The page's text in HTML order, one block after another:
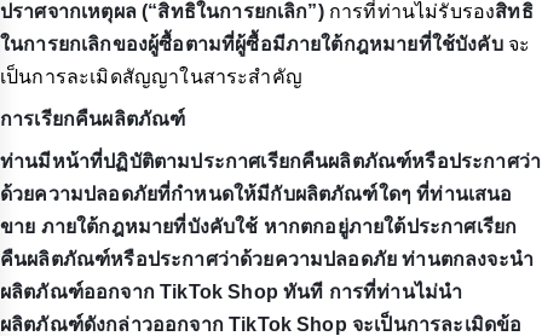
ปราศจากเหตุผล (“สิทธิในการยกเลิก”) การที่ท่านไม่รับรองสิทธิ
ในการยกเลิกของผู้ซื้อตามที่ผู้ซื้อมีภายใต้กฎหมายที่ใช้บังคับ จะ
เป็นการละเมิดสัญญาในสาระสำคัญ
การเรียกคืนผลิตภัณฑ์
ท่านมีหน้าที่ปฏิบัติตามประกาศเรียกคืนผลิตภัณฑ์หรือประกาศว่า
ด้วยความปลอดภัยที่กำหนดให้มีกับผลิตภัณฑ์ใดๆ ที่ท่านเสนอ
ขาย ภายใต้กฎหมายที่บังคับใช้ หากตกอยู่ภายใต้ประกาศเรียก
คืนผลิตภัณฑ์หรือประกาศว่าด้วยความปลอดภัย ท่านตกลงจะนำ
ผลิตภัณฑ์ออกจาก TikTok Shop ทันที การที่ท่านไม่นำ
ผลิตภัณฑ์ดังกล่าวออกจาก TikTok Shop จะเป็นการละเมิดข้อ